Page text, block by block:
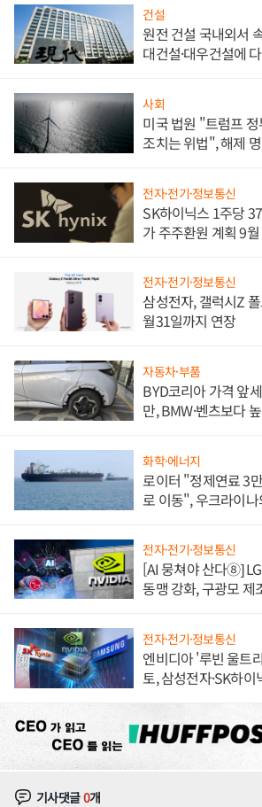
건설
원전 건설 국내외서
대건설·대우건설에
사회
미국 법원 "트럼프
조치는 위법", 해제
전자·전기·정보통신
SK하이닉스 1주당
가 주주환원 계획 9
전자·전기·정보통신
삼성전자, 갤럭시Z
월31일까지 연장
자동차·부품
BYD코리아 가격 앞
만, BMW·벤츠보다
화학·에너지
로이터 "정제연료 3
로 이동", 우크라이
전자·전기·정보통신
[AI 뭉쳐야 산다⑧]
동맹 강화, 구광모 제
전자·전기·정보통신
엔비디아 '루빈 울트
토, 삼성전자·SK하
기사댓글0개